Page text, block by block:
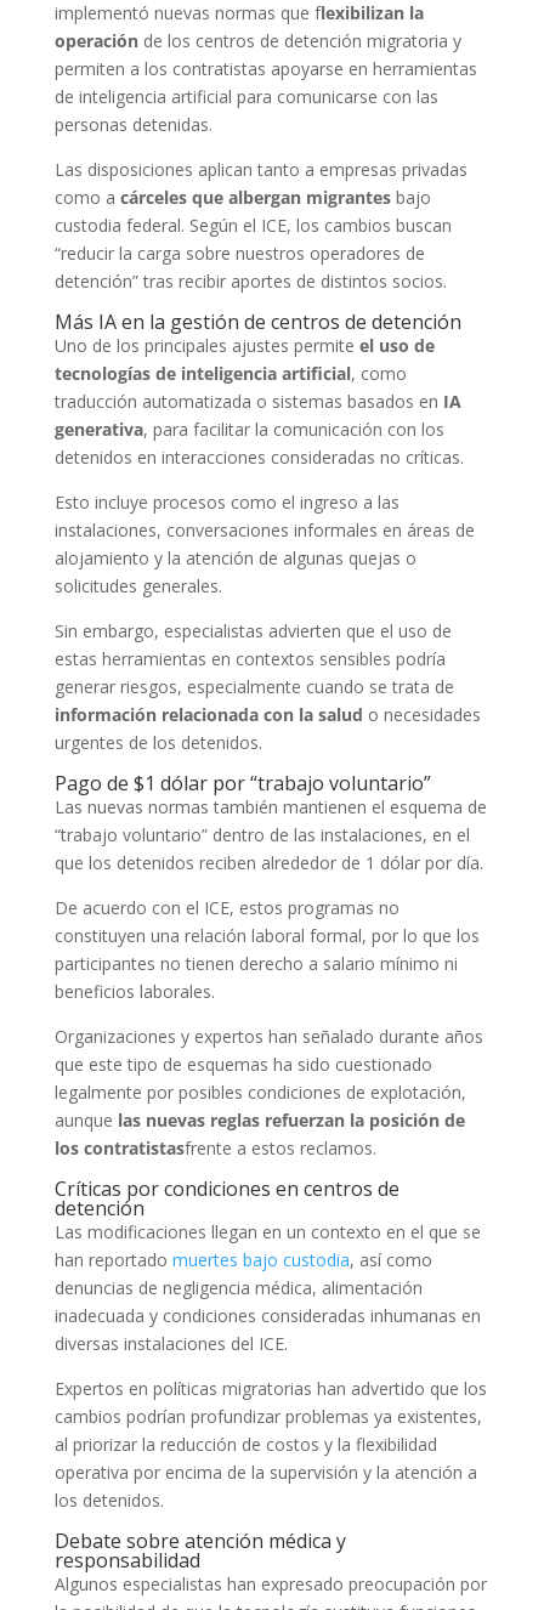
implementó nuevas normas que flexibilizan la
operaciónde los centros de detención migratoria y
permiten a los contratistas apoyarse en herramientas
de inteligencia artificial para comunicarse con las
personas detenidas.
Las disposiciones aplican tanto a empresas privadas
como a cárceles que albergan migrantesbajo
custodia federal. Según el ICE, los cambios buscan
“reducir la carga sobre nuestros operadores de
detención” tras recibir aportes de distintos socios.
Más IA en la gestión de centros de detención
Uno de los principales ajustes permite el uso de
tecnologías de inteligencia artificial, como
traducción automatizada o sistemas basados en IA
generativa, para facilitar la comunicación con los
detenidos en interacciones consideradas no críticas.
Esto incluye procesos como el ingreso a las
instalaciones, conversaciones informales en áreas de
alojamiento y la atención de algunas quejas o
solicitudes generales.
Sin embargo, especialistas advierten que el uso de
estas herramientas en contextos sensibles podría
generar riesgos, especialmente cuando se trata de
información relacionada con la salud o necesidades
urgentes de los detenidos.
Pago de $1 dólar por “trabajo voluntario”
Las nuevas normas también mantienen el esquema de
“trabajo voluntario” dentro de las instalaciones, en el
que los detenidos reciben alrededor de 1 dólar por día.
De acuerdo con el ICE, estos programas no
constituyen una relación laboral formal, por lo que los
participantes no tienen derecho a salario mínimo ni
beneficios laborales.
Organizaciones y expertos han señalado durante años
que este tipo de esquemas ha sido cuestionado
legalmente por posibles condiciones de explotación,
aunque las nuevas reglas refuerzan la posición de
los contratistasfrente a estos reclamos.
Críticas por condiciones en centros de
detención
Las modificaciones llegan en un contexto en el que se
han reportado muertes bajo custodia, así como
denuncias de negligencia médica, alimentación
inadecuada y condiciones consideradas inhumanas en
diversas instalaciones del ICE.
Expertos en políticas migratorias han advertido que los
cambios podrían profundizar problemas ya existentes,
al priorizar la reducción de costos y la flexibilidad
operativa por encima de la supervisión y la atención a
los detenidos.
Debate sobre atención médica y
responsabilidad
Algunos especialistas han expresado preocupación por